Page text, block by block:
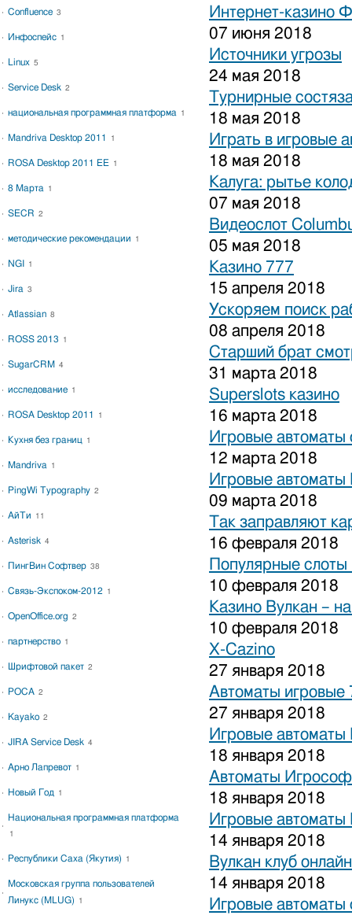
Интернет-казино
07 июня 2018
Источники угрозы
24 мая 2018
Турнирные
18 мая 2018
Играть в игровые
18 мая 2018
Калуга: рытье
07 мая 2018
Видеослот
05 мая 2018
Казино 777
15 апреля 2018
Ускоряем поиск
08 апреля 2018
Старший брат
31 марта 2018
Superslots казино
16 марта 2018
Игровые автоматы
12 марта 2018
Игровые автоматы
09 марта 2018
Так заправляют
16 февраля 2018
Популярные слоты
10 февраля 2018
Казино Вулкан –
10 февраля 2018
X-Cazino
27 января 2018
Автоматы игровые
27 января 2018
Игровые автоматы
18 января 2018
Автоматы
18 января 2018
Игровые автоматы
14 января 2018
Вулкан клуб онлайн
14 января 2018
Игровые
Confluence 3
Инфоспейс 1
Linux 5
Service Desk 2
национальная программная платформа 1
Mandriva Desktop 2011 1
ROSA Desktop 2011 EE 1
8 Марта 1
SECR 2
методические рекомендации 1
NGI 1
Jira 3
Atlassian 8
ROSS 2013 1
SugarCRM 4
исследование 1
ROSA Desktop 2011 1
Кухня без границ 1
Mandriva 1
PingWi Typography 2
АйТи 11
Asterisk 4
ПингВин Софтвер 38
Связь-Экспоком-2012 1
OpenOffice.org 2
партнерство 1
Шрифтовой пакет 2
РОСА 2
Kayako 2
JIRA Service Desk 4
Арно Лапревот 1
Новый Год 1
Национальная программная платформа
1
Республики Саха (Якутия) 1
Московская группа пользователей
Линукс (MLUG)
1